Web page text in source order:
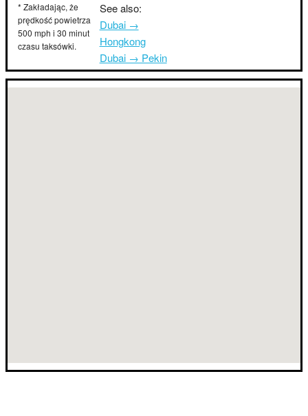
* Zakładając, że
prędkość powietrza
500 mph i 30 minut
czasu taksówki.
See also:
Dubai →
Hongkong
Dubai → Pekin